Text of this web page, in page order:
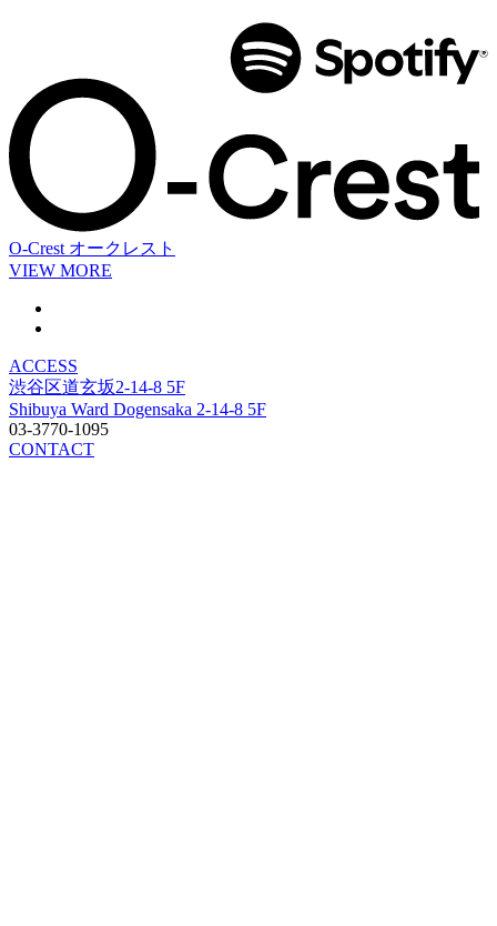
O-Crest オークレスト
VIEW MORE
ACCESS
渋谷区道玄坂2-14-8 5F
Shibuya Ward Dogensaka 2-14-8 5F
03-3770-1095
CONTACT